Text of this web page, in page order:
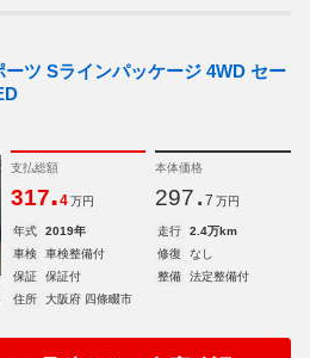
ツ Sラインパッケージ 4WD セー
支払総額
317.4 万円
本体価格
297. 7 万円
年式 2019年 走行
2.4万km
車検
車検整備付 修復
なし
保証
保証付 整備
法定整備付
住所
大阪府 四條畷市